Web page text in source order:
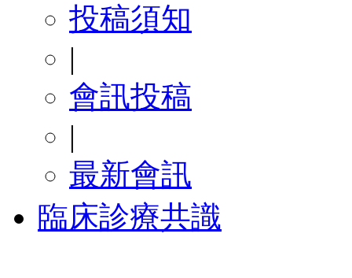
投稿須知
|
會訊投稿
|
最新會訊
臨床診療共識